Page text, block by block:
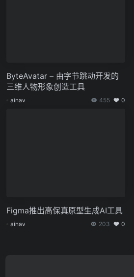
ByteAvatar – 由字节跳动开发的
三维人物形象创造工具
ainav 455 0
Figma推出高保真原型生成AI工具
ainav 203 0